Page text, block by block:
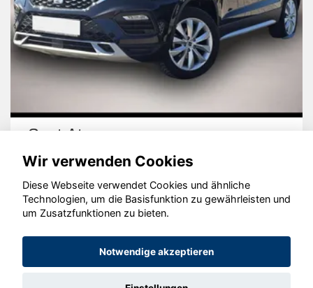
Seat Ateca
© konjunkturmotor.de GmbH 2020 - 2026
Wir verwenden Cookies
Diese Webseite verwendet Cookies und ähnliche
Technologien, um die Basisfunktion zu gewährleisten und
um Zusatzfunktionen zu bieten.
Notwendige akzeptieren